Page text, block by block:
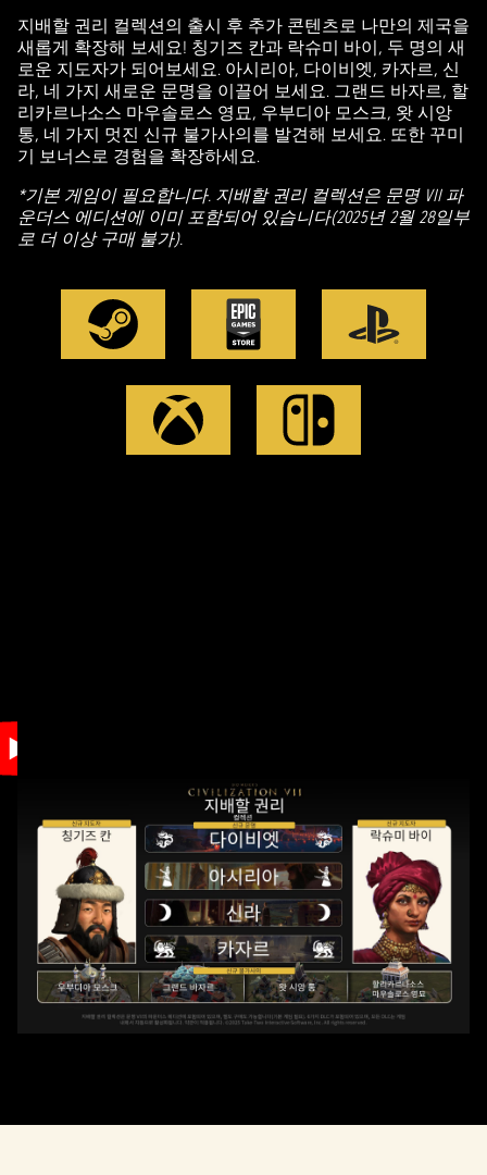
지배할 권리 컬렉션의 출시 후 추가 콘텐츠로 나만의 제국을
새롭게 확장해 보세요! 칭기즈 칸과 락슈미 바이, 두 명의 새
로운 지도자가 되어보세요. 아시리아, 다이비엣, 카자르, 신
라, 네 가지 새로운 문명을 이끌어 보세요. 그랜드 바자르, 할
리카르나소스 마우솔로스 영묘, 우부디아 모스크, 왓 시앙
통, 네 가지 멋진 신규 불가사의를 발견해 보세요. 또한 꾸미
기 보너스로 경험을 확장하세요.
*기본 게임이 필요합니다. 지배할 권리 컬렉션은 문명 VII 파
운더스 에디션에 이미 포함되어 있습니다(2025년 2월 28일부
로 더 이상 구매 불가).
& Play
재생을 클릭
하면YouTube
의 개인 정보
보호정책에
동의하는 것
으로 간주되
며, 데이터가